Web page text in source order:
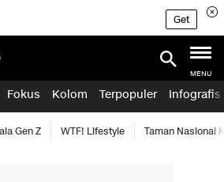
Get
MENU
Fokus Kolom Terpopuler Infografis
Gen Z WTF! Lifestyle Taman Nasional